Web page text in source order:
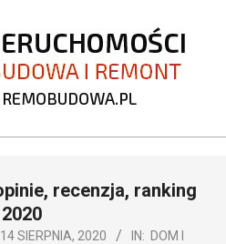
recenzja, ranking
2020
14 SIERPNIA, 2020 IN: DOM I